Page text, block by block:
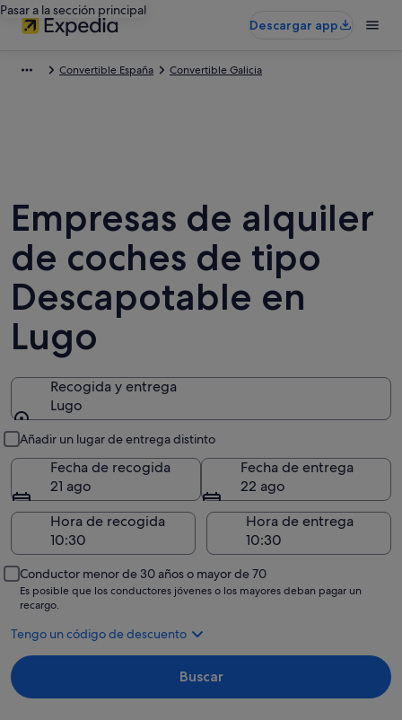
Pasar a la sección principal
Descargar app
Convertible España Convertible Galicia
Empresas de alquiler
de coches de tipo
Descapotable en
Lugo
Recogida y entrega
Lugo
Añadir un lugar de entrega distinto
Fecha de recogida
21 ago
Fecha de entrega
22 ago
Hora de recogida
Hora de entrega
Conductor menor de 30 años o mayor de 70
Es posible que los conductores jóvenes o los mayores deban pagar un
recargo.
Tengo un código de descuento
Buscar